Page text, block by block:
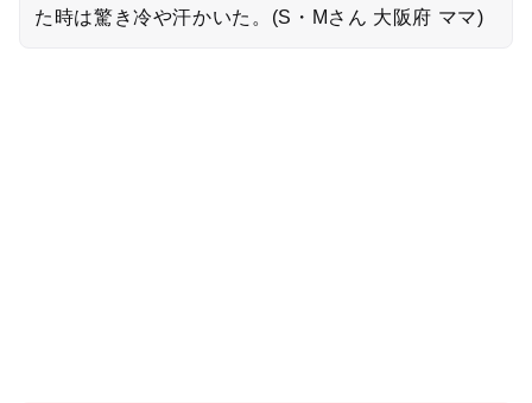
た時は驚き冷や汗かいた。(S・Mさん 大阪府 ママ)